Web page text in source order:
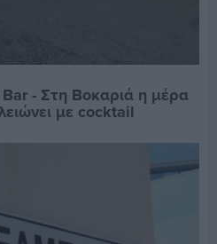
- Στη Βοκαριά η μέρα
με cocktail